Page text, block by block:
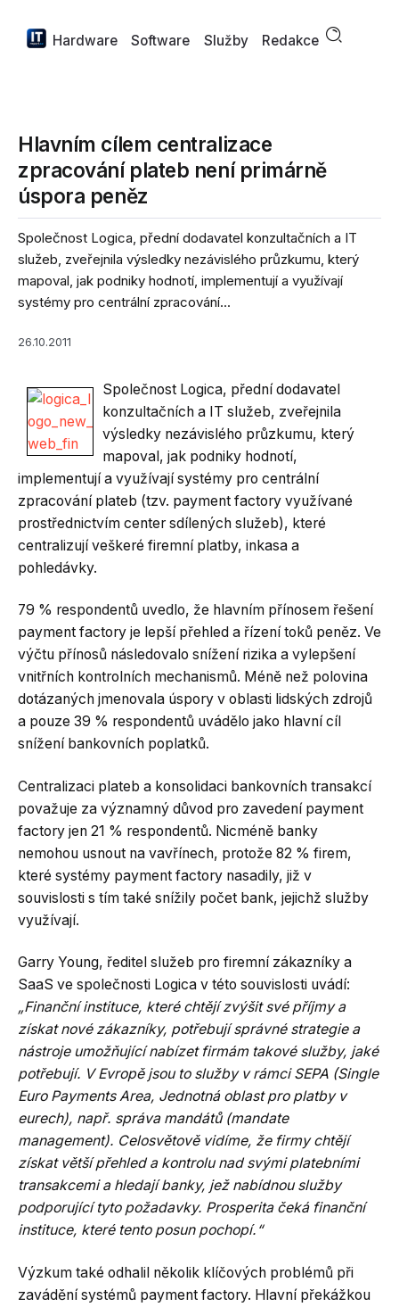
Hardware Software Služby Redakce
Hlavním cílem centralizace
zpracování plateb není primárně
úspora peněz
Společnost Logica, přední dodavatel konzultačních a IT
služeb, zveřejnila výsledky nezávislého průzkumu, který
mapoval, jak podniky hodnotí, implementují a využívají
systémy pro centrální zpracování...
26.10.2011
Společnost Logica, přední dodavatel
konzultačních a IT služeb, zveřejnila
výsledky nezávislého průzkumu, který
mapoval, jak podniky hodnotí,
implementují a využívají systémy pro centrální
zpracování plateb (tzv. payment factory využívané
prostřednictvím center sdílených služeb), které
centralizují veškeré firemní platby, inkasa a
pohledávky.
79 % respondentů uvedlo, že hlavním přínosem řešení
payment factory je lepší přehled a řízení toků peněz. Ve
výčtu přínosů následovalo snížení rizika a vylepšení
vnitřních kontrolních mechanismů. Méně než polovina
dotázaných jmenovala úspory v oblasti lidských zdrojů
a pouze 39 % respondentů uvádělo jako hlavní cíl
snížení bankovních poplatků.
Centralizaci plateb a konsolidaci bankovních transakcí
považuje za významný důvod pro zavedení payment
factory jen 21 % respondentů. Nicméně banky
nemohou usnout na vavřínech, protože 82 % firem,
které systémy payment factory nasadily, již v
souvislosti s tím také snížily počet bank, jejichž služby
využívají.
Garry Young, ředitel služeb pro firemní zákazníky a
SaaS ve společnosti Logica v této souvislosti uvádí:
„Finanční instituce, které chtějí zvýšit své příjmy a
získat nové zákazníky, potřebují správné strategie a
nástroje umožňující nabízet firmám takové služby, jaké
potřebují. V Evropě jsou to služby v rámci SEPA (Single
Euro Payments Area, Jednotná oblast pro platby v
eurech), např. správa mandátů (mandate
management). Celosvětově vidíme, že firmy chtějí
získat větší přehled a kontrolu nad svými platebními
transakcemi a hledají banky, jež nabídnou služby
podporující tyto požadavky. Prosperita čeká finanční
instituce, které tento posun pochopí.“
Výzkum také odhalil několik klíčových problémů při
zavádění systémů payment factory. Hlavní překážkou